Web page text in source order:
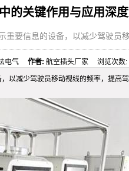
的关键作用与应用深
要信息的设备，以减少驾驶员
电气作者: 航空插头厂家 浏览次数:
减少驾驶员移动视线的频率，提